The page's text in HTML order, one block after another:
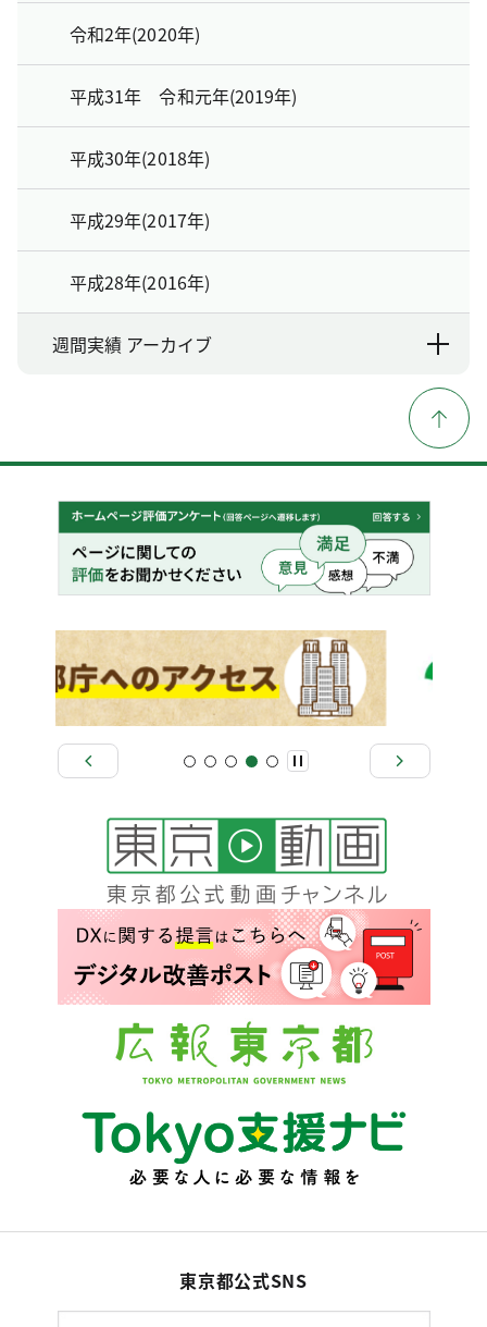
令和2年(2020年)
平成31年 令和元年(2019年)
平成30年(2018年)
平成29年(2017年)
平成28年(2016年)
週間実績 アーカイブ
東京都公式SNS